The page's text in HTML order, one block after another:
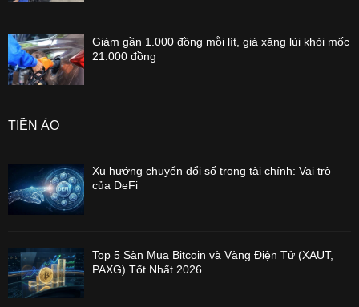
Giảm gần 1.000 đồng mỗi lít, giá xăng lùi khỏi mốc
21.000 đồng
TIỀN ẢO
Xu hướng chuyển đổi số trong tài chính: Vai trò
của DeFi
Top 5 Sàn Mua Bitcoin và Vàng Điện Tử (XAUT,
PAXG) Tốt Nhất 2026